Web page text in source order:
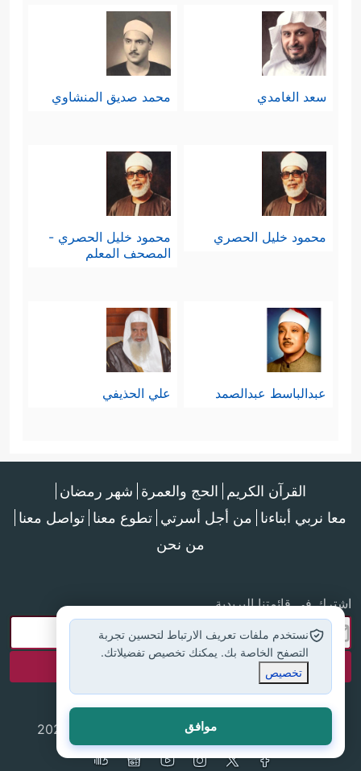
سعد الغامدي محمد صديق المنشاوي
محمود خليل الحصري
محمود خليل الحصري -
المصحف المعلم
عبدالباسط عبدالصمد علي الحذيفي
القرآن الكريم الحج والعمرة شهر رمضان
معا نربي أبناءنا من أجل أسرتي تطوع معنا تواصل معنا
من نحن
اشترك في قائمتنا البريدية
جميع الحقوق محفوظة لموقع إسلام أون لاين © 2025
نستخدم ملفات تعريف الارتباط لتحسين تجربة
التصفح الخاصة بك. يمكنك تخصيص تفضيلاتك.
تخصيص
موافق